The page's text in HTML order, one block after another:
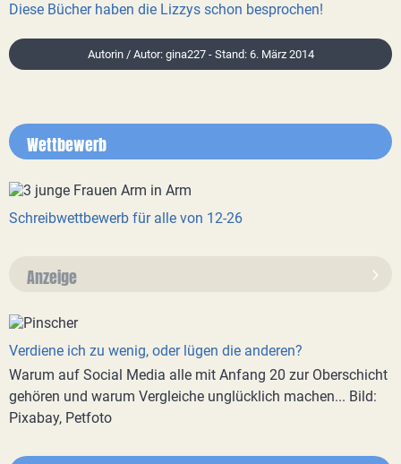
Diese Bücher haben die Lizzys schon besprochen!
Autorin / Autor: gina227 - Stand: 6. März 2014
Wettbewerb
Schreibwettbewerb für alle von 12-26
Anzeige
Verdiene ich zu wenig, oder lügen die anderen?
Warum auf Social Media alle mit Anfang 20 zur Oberschicht
gehören und warum Vergleiche unglücklich machen... Bild:
Pixabay, Petfoto